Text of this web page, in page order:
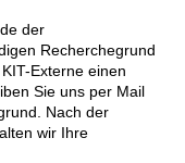
der
Recherchegrund
Externe einen
Sie uns per Mail
Nach der
wir Ihre